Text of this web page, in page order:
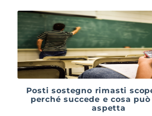
Posti sostegno rimasti
perché succede e cosa
aspetta